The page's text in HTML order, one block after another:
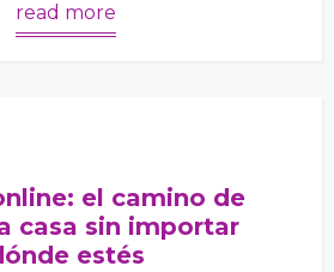
read more
el camino de
casa sin importar
estés